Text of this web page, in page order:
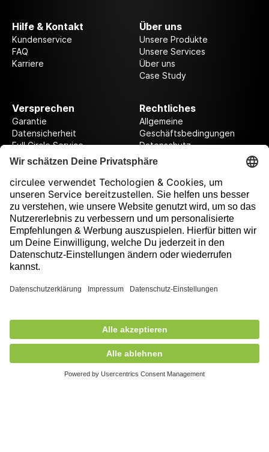
Hilfe & Kontakt
Kundenservice
FAQ
Karriere
Über uns
Unsere Produkte
Unsere Services
Über uns
Case Study
Versprechen
Garantie
Datensicherheit
Full Circle Service
Rechtliches
Allgemeine
Geschäftsbedingungen
Datenschutz
Datenschutzeinstellungen
Folge uns auf unserer Reise!
Ausgezeichnet durch